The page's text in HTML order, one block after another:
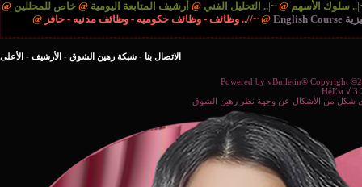
الفني @أرشيف المتابعة اليومية @خاص للمحللين
@
~//.. وظائف - وظائف حكوميه - وظائف مدنيه - حافز@
شبكة رهين الشوق-الأرشيف-الأعلى
Powered
نظر رهين الشوق